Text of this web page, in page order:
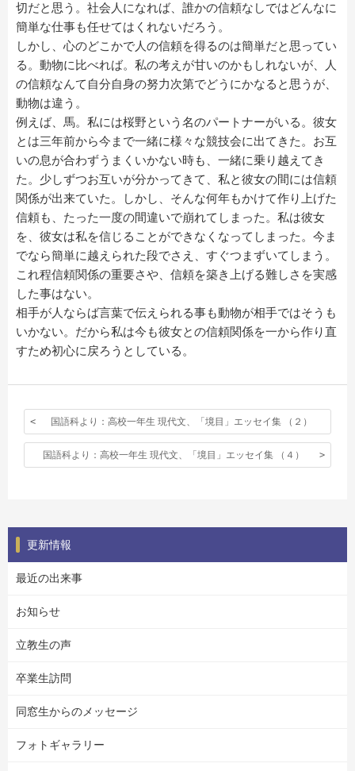
切だと思う。社会人になれば、誰かの信頼なしではどんなに
簡単な仕事も任せてはくれないだろう。
しかし、心のどこかで人の信頼を得るのは簡単だと思ってい
る。動物に比べれば。私の考えが甘いのかもしれないが、人
の信頼なんて自分自身の努力次第でどうにかなると思うが、
動物は違う。
例えば、馬。私には桜野という名のパートナーがいる。彼女
とは三年前から今まで一緒に様々な競技会に出てきた。お互
いの息が合わずうまくいかない時も、一緒に乗り越えてき
た。少しずつお互いが分かってきて、私と彼女の間には信頼
関係が出来ていた。しかし、そんな何年もかけて作り上げた
信頼も、たった一度の間違いで崩れてしまった。私は彼女
を、彼女は私を信じることができなくなってしまった。今ま
でなら簡単に越えられた段でさえ、すぐつまずいてしまう。
これ程信頼関係の重要さや、信頼を築き上げる難しさを実感
した事はない。
相手が人ならば言葉で伝えられる事も動物が相手ではそうも
いかない。だから私は今も彼女との信頼関係を一から作り直
すため初心に戻ろうとしている。
国語科より：高校一年生 現代文、「境目」エッセイ集 （２）
国語科より：高校一年生 現代文、「境目」エッセイ集 （４）
更新情報
最近の出来事
お知らせ
立教生の声
卒業生訪問
同窓生からのメッセージ
フォトギャラリー